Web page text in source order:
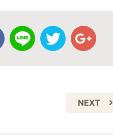
NEXT